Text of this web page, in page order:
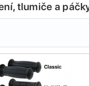
tlumiče a